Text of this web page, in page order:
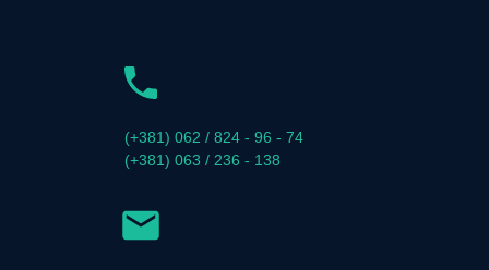
(+381) 062 / 824 - 96 - 74
(+381) 063 / 236 - 138